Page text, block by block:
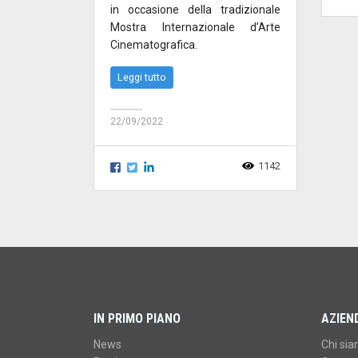
in occasione della tradizionale
Mostra Internazionale d’Arte
Cinematografica.
Leggi tutto
22/09/2022
1142
IN PRIMO PIANO
News
Chi